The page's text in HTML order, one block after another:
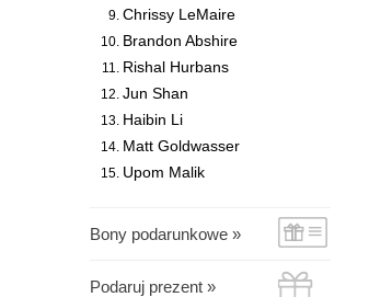
Chrissy LeMaire
Brandon Abshire
Rishal Hurbans
Jun Shan
Haibin Li
Matt Goldwasser
Upom Malik
Bony podarunkowe »
Podaruj prezent »